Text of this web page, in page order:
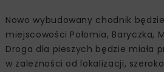
Nowo wybudowany chodnik
miejscowości Połomia, Baryczka,
Droga dla pieszych będzie miała
w zależności od lokalizacji,